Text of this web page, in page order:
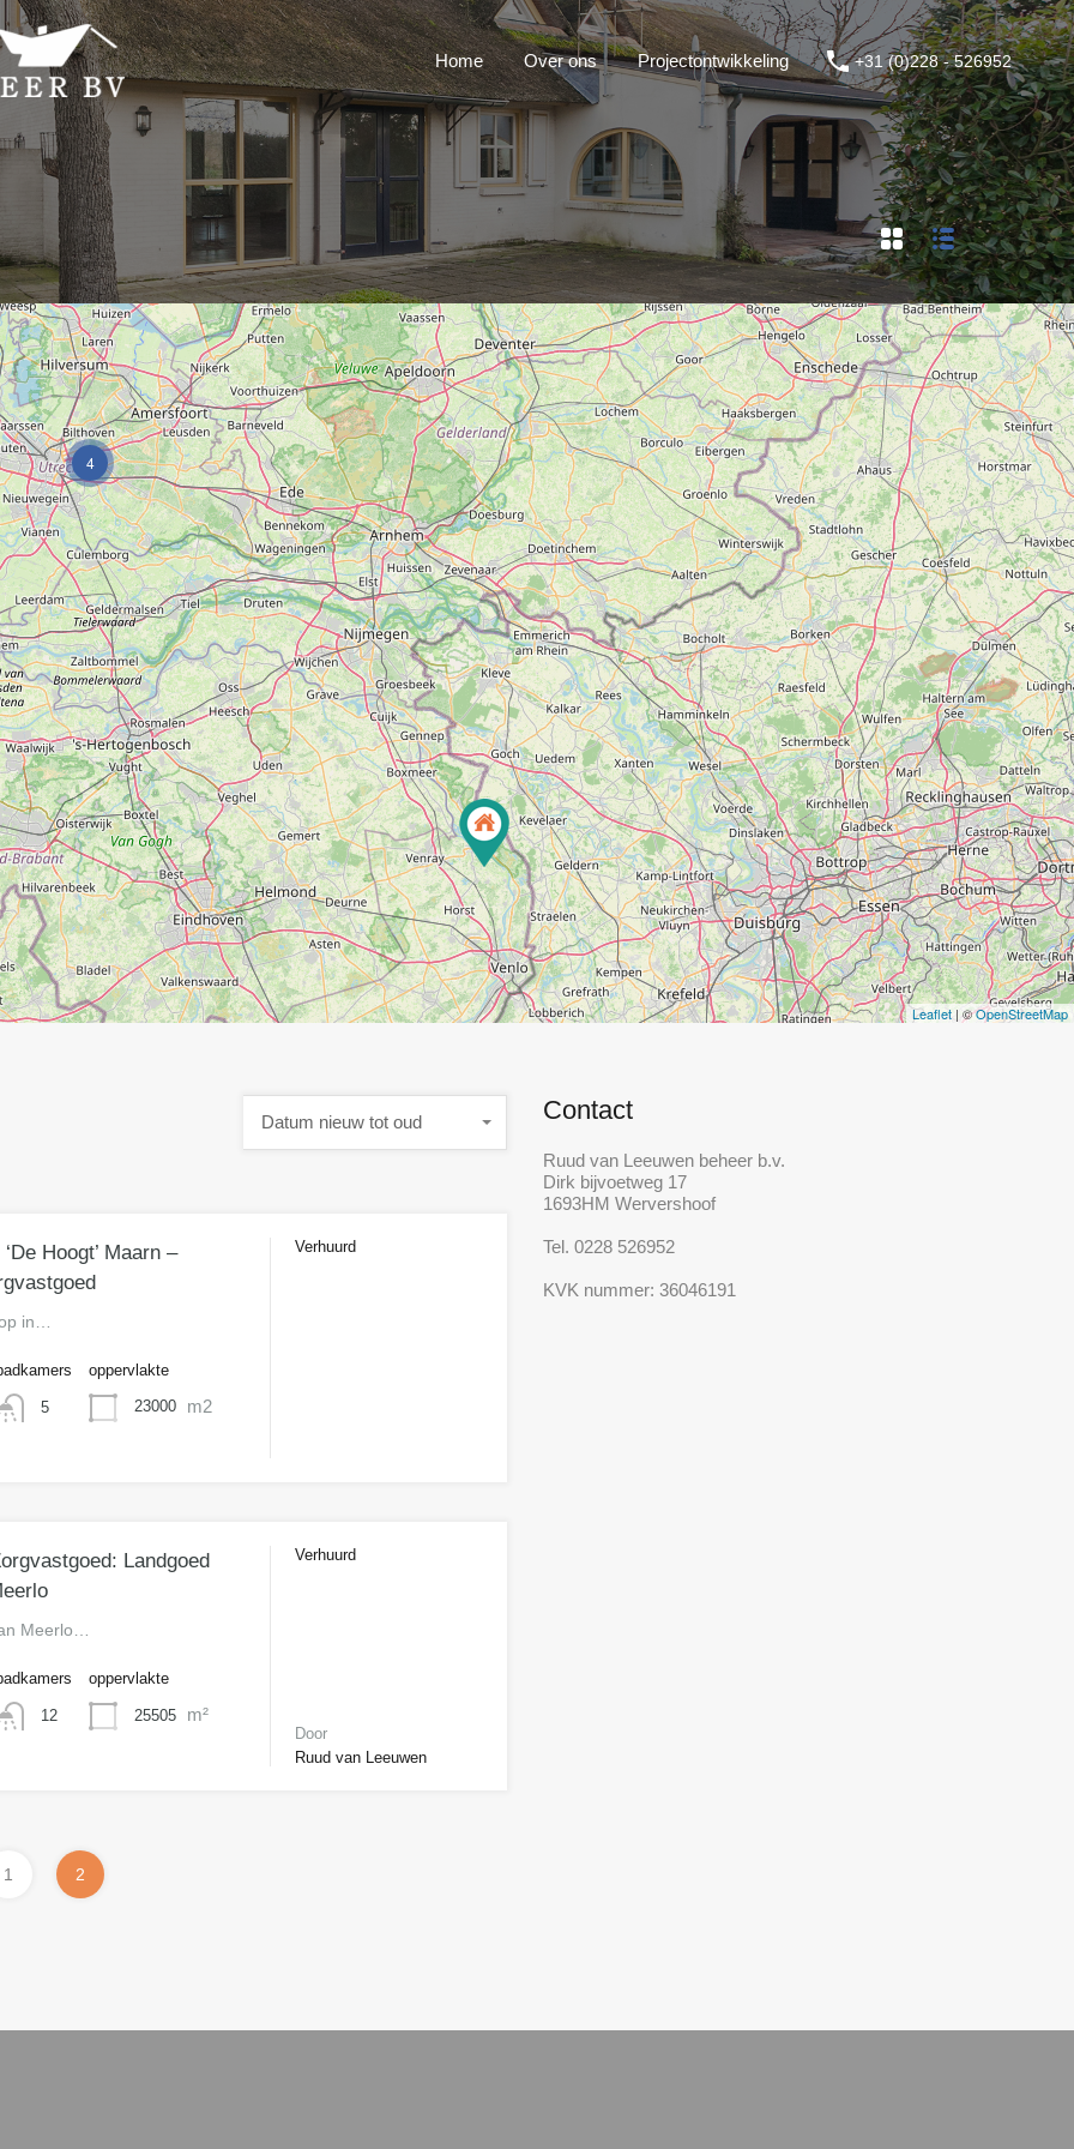
Home Over ons Projectontwikkeling +31 (0)228 - 526952
4
Leaflet | ©OpenStreetMap
Datum nieuw tot oud
Hoogt’ Maarn –
in…
5
oppervlakte
23000 m2
Verhuurd
Landgoed
Meerlo…
12
oppervlakte
25505 m²
Verhuurd
Door
Ruud van Leeuwen
1 2
Contact
Ruud van Leeuwen beheer b.v.
Dirk bijvoetweg 17
1693HM Wervershoof
Tel. 0228 526952
KVK nummer: 36046191